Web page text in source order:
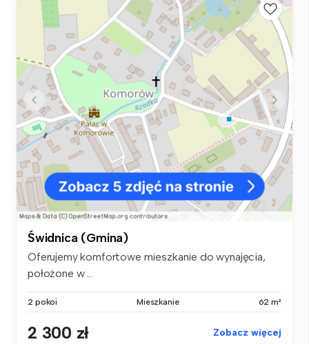
Świdnica (Gmina)
Oferujemy komfortowe mieszkanie do wynajęcia,
położone w ...
2 pokoi Mieszkanie 62 m²
2 300 zł Zobacz więcej